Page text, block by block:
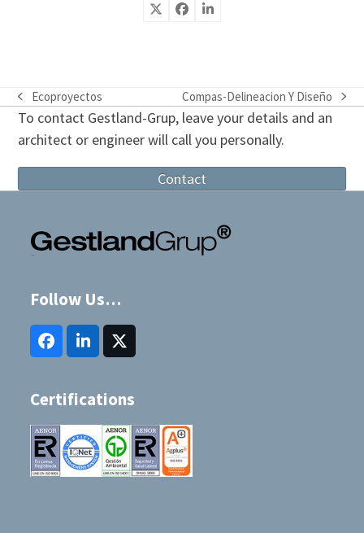
previous
post:
Ecoproyectos
next
post:
Compas-Delineacion Y Diseño
To contact Gestland-Grup, leave your details and an
architect or engineer will call you personally.
Contact
Follow Us…
FacebookLinkedInTwitter
(deprecated)
Certifications